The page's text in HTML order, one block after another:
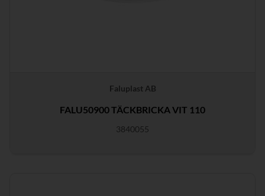
Faluplast AB
FALU50900 TÄCKBRICKA VIT 110
3840055